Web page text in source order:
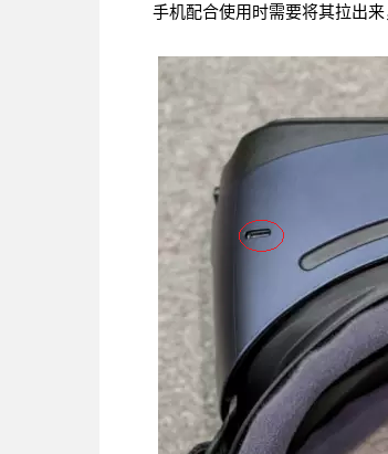
手机配合使用时需要将其拉出